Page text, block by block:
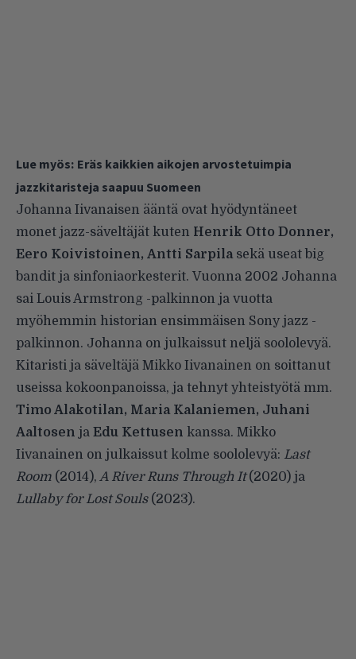
Lue myös: Eräs kaikkien aikojen arvostetuimpia
jazzkitaristeja saapuu Suomeen
Johanna Iivanaisen ääntä ovat hyödyntäneet
monet jazz-säveltäjät kuten Henrik Otto Donner,
Eero Koivistoinen, Antti Sarpila sekä useat big
bandit ja sinfoniaorkesterit. Vuonna 2002 Johanna
sai Louis Armstrong -palkinnon ja vuotta
myöhemmin historian ensimmäisen Sony jazz -
palkinnon. Johanna on julkaissut neljä soololevyä.
Kitaristi ja säveltäjä Mikko Iivanainen on soittanut
useissa kokoonpanoissa, ja tehnyt yhteistyötä mm.
Timo Alakotilan, Maria Kalaniemen, Juhani
Aaltosen ja Edu Kettusen kanssa. Mikko
Iivanainen on julkaissut kolme soololevyä: Last
Room (2014), A River Runs Through It(2020) ja
Lullaby for Lost Souls (2023).